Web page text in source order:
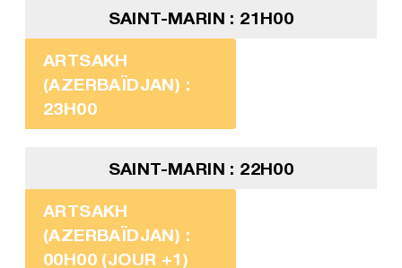
SAINT-MARIN : 21H00
ARTSAKH
(AZERBAÏDJAN) :
23H00
SAINT-MARIN : 22H00
ARTSAKH
(AZERBAÏDJAN) :
00H00 (JOUR +1)